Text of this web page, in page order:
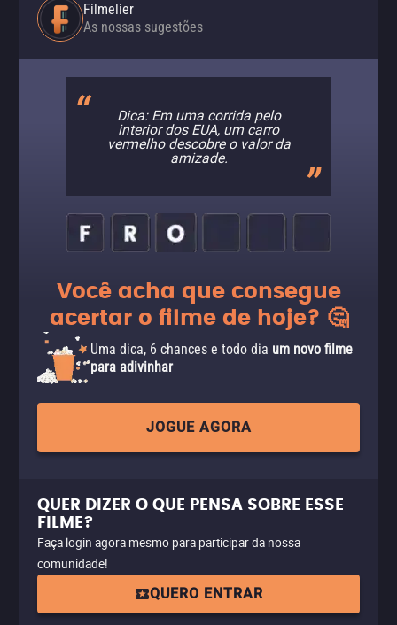
Filmelier
As nossas sugestões
Dica: Em uma corrida pelo
interior dos EUA, um carro
vermelho descobre o valor da
amizade.
Você acha que consegue
acertar o filme de hoje? 🤔
Uma dica, 6 chances e todo dia um novo filme
para adivinhar
JOGUE AGORA
QUER DIZER O QUE PENSA SOBRE ESSE
FILME?
Faça login agora mesmo para participar da nossa
comunidade!
QUERO ENTRAR